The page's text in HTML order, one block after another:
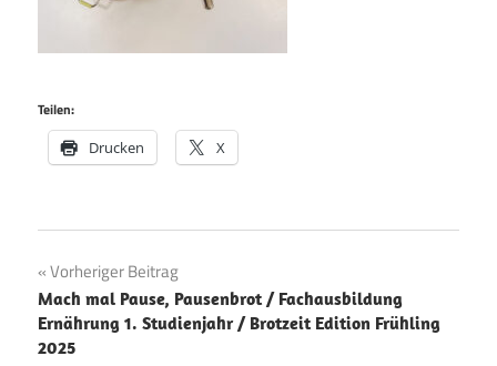
Teilen:
Drucken X
Beitragsnavigation
Vorheriger Beitrag
Mach mal Pause, Pausenbrot / Fachausbildung
Ernährung 1. Studienjahr / Brotzeit Edition Frühling
2025